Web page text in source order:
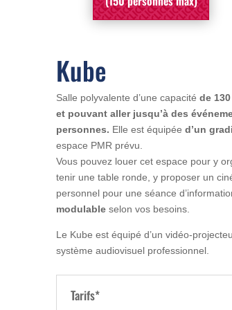
Kube
Salle polyvalente d’une capacité de
et pouvant aller jusqu’à des
personnes. Elle est équipée d’un
espace PMR prévu.
Vous pouvez louer cet espace pour y
tenir une table ronde, y proposer un
personnel pour une séance
modulableselon vos besoins.
Le Kube est équipé d’un vidéo-
système audiovisuel professionnel.
Tarifs*